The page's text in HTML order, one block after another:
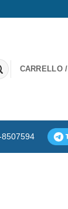
CARRELLO /
8507594